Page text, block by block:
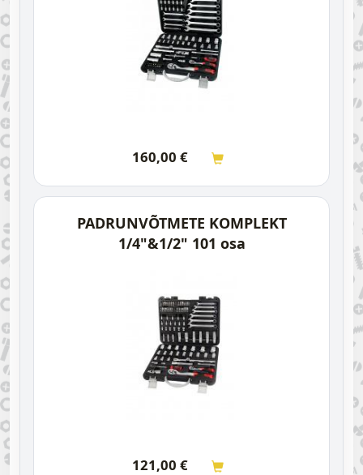
160,00 €
PADRUNVÕTMETE KOMPLEKT
1/4"&1/2" 101 osa
121,00 €